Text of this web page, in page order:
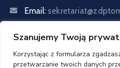
Szanujemy Twoją
Korzystając z formularza
przetwarzanie twoich danych
Email: